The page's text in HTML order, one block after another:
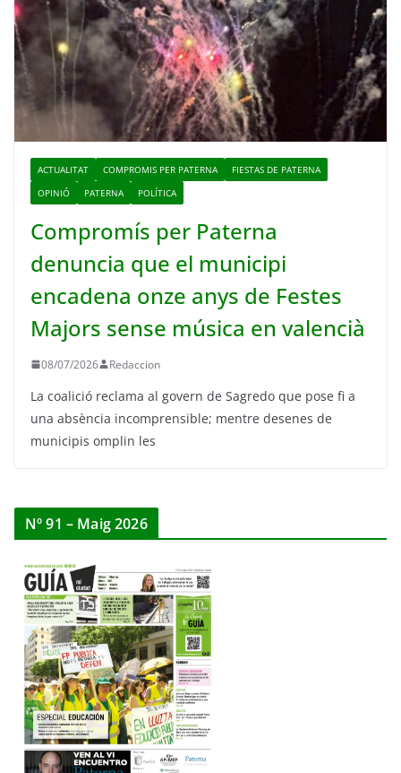
ACTUALITAT COMPROMIS PER PATERNA
FIESTAS DE PATERNA
OPINIÓ
PATERNA POLÍTICA
Compromís per Paterna
denuncia que el municipi
encadena onze anys de Festes
Majors sense música en valencià
08/07/2026 Redaccion
La coalició reclama al govern de Sagredo que pose fi a
una absència incomprensible; mentre desenes de
municipis omplin les
Nº 91 – Maig 2026